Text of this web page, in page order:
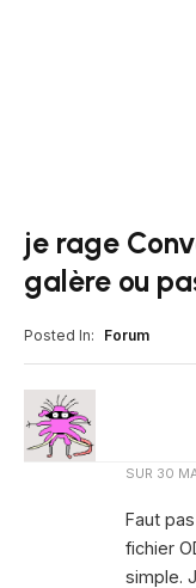
je rage
galère ou
Posted In: Forum
SUR 30
Faut
fichier
simple.